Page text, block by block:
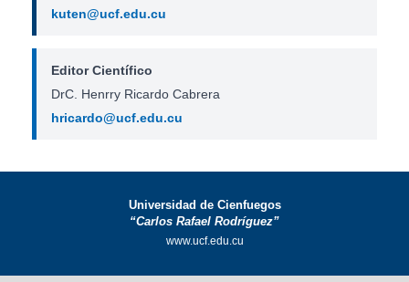
kuten@ucf.edu.cu
Editor Científico
DrC. Henrry Ricardo Cabrera
hricardo@ucf.edu.cu
Universidad de Cienfuegos
“Carlos Rafael Rodríguez”
www.ucf.edu.cu